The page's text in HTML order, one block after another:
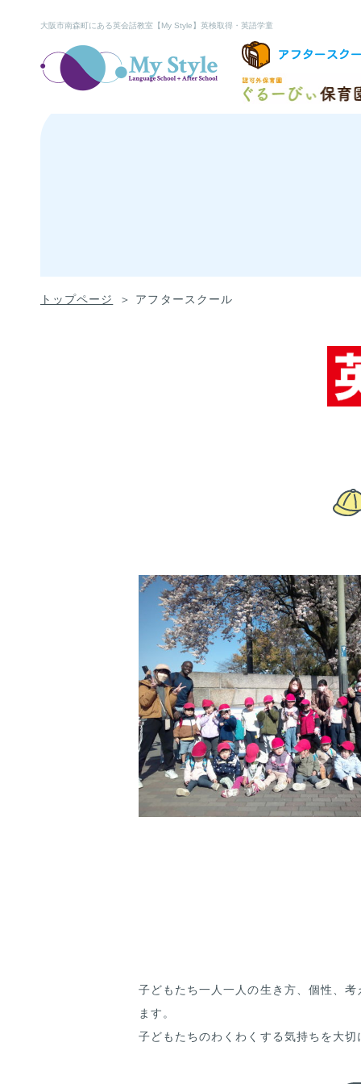
大阪市南森町にある英会話教室【My Style】英検取得・英語学童
アフタースク
トップページ アフタースクール
子どもたち一人一人の生き方、個性、
ます。
子どもたちのわくわくする気持ちを大